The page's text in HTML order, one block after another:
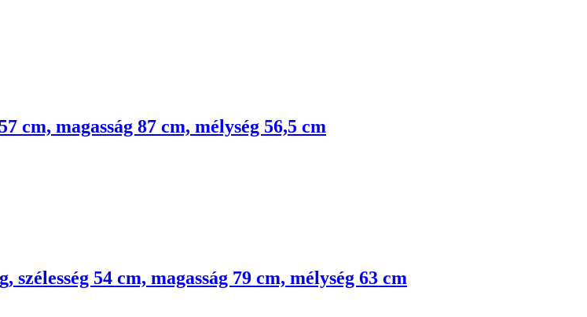
cm, magasság 87 cm, mélység 56,5 cm
54 cm, magasság 79 cm, mélység 63 cm